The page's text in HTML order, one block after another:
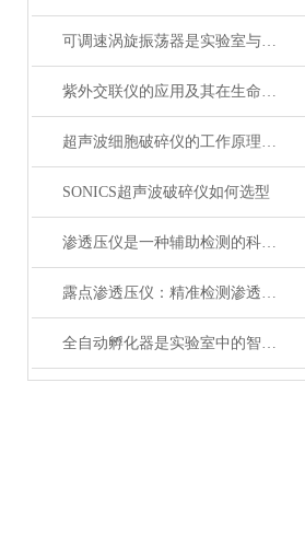
可调速涡旋振荡器是实验室与工业生产的灵活多面手
紫外交联仪的应用及其在生命科学中的意义
超声波细胞破碎仪的工作原理，一文读懂超声空化效应
SONICS超声波破碎仪如何选型
渗透压仪是一种辅助检测的科研工具
露点渗透压仪：精准检测渗透压，生物实验室分析核心仪器
全自动孵化器是实验室中的智能助手